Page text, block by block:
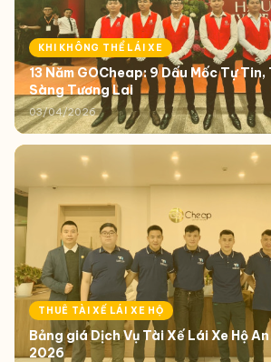
KHI KHÔNG THỂ LÁI XE
13 Năm GOCheap: 9 Dấu Mốc Tự Tin,
Sàng Tương Lai
03/04/2026
THUÊ TÀI XẾ LÁI XE HỘ
Bảng giá Dịch Vụ Tài Xế Lái Xe Hộ
2026